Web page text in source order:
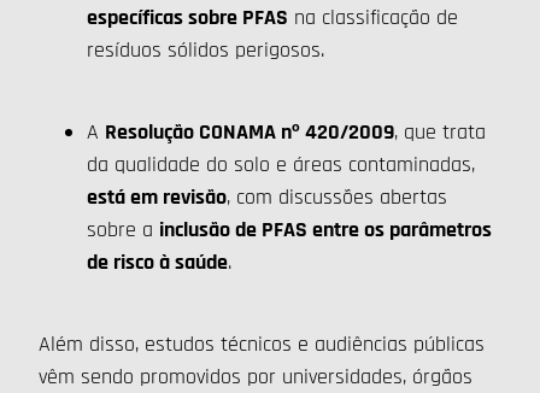
específicas sobre PFAS na classificação de
resíduos sólidos perigosos.
A Resolução CONAMA nº 420/2009, que trata
da qualidade do solo e áreas contaminadas,
está em revisão, com discussões abertas
sobre a inclusão de PFAS entre os parâmetros
de risco à saúde.
Além disso, estudos técnicos e audiências públicas
vêm sendo promovidos por universidades, órgãos